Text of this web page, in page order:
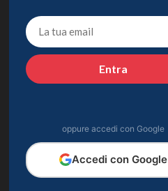
Entra
oppure accedi con Google
Accedi con Google